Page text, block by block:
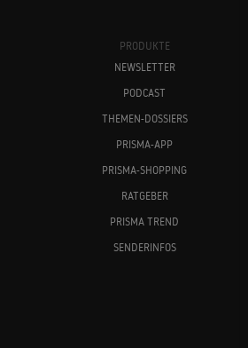
PRODUKTE
NEWSLETTER
PODCAST
THEMEN-DOSSIERS
PRISMA-APP
PRISMA-SHOPPING
RATGEBER
PRISMA TREND
SENDERINFOS